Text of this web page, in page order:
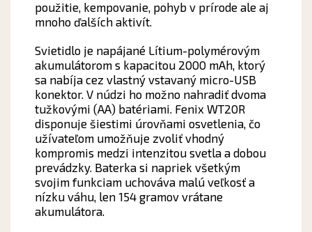
použitie, kempovanie, pohyb v prírode ale aj
mnoho ďalších aktivít.
Svietidlo je napájané Lítium-polymérovým
akumulátorom s kapacitou 2000 mAh, ktorý
sa nabíja cez vlastný vstavaný micro-USB
konektor. V núdzi ho možno nahradiť dvoma
tužkovými (AA) batériami. Fenix ​​WT20R
disponuje šiestimi úrovňami osvetlenia, čo
užívateľom umožňuje zvoliť vhodný
kompromis medzi intenzitou svetla a dobou
prevádzky. Baterka si napriek všetkým
svojim funkciam uchováva malú veľkosť a
nízku váhu, len 154 gramov vrátane
akumulátora.